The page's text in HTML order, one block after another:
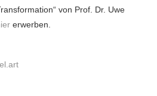
von Prof. Dr. Uwe
erwerben.